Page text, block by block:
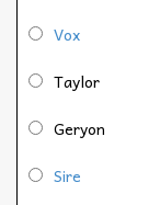
Vox
Taylor
Geryon
Sire